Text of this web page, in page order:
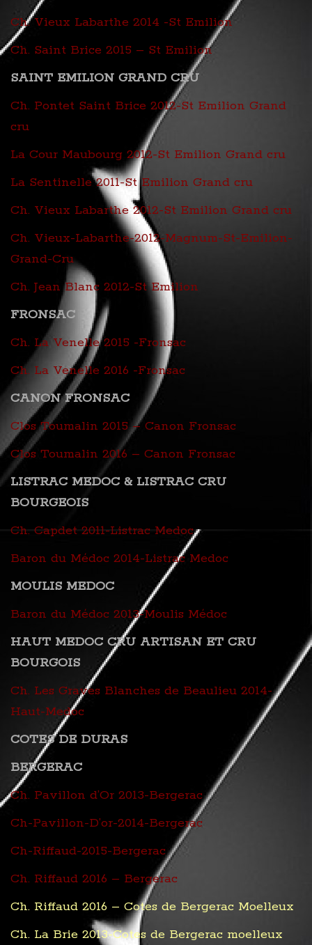
Ch. Vieux Labarthe 2014 -St Emilion
Ch. Saint Brice 2015 – St Emilion
SAINT EMILION GRAND CRU
Ch. Pontet Saint Brice 2012-St Emilion Grand
cru
La Cour Maubourg 2012-St Emilion Grand cru
La Sentinelle 2011-St Emilion Grand cru
Ch. Vieux Labarthe 2012-St Emilion Grand cru
Ch. Vieux-Labarthe-2012-Magnum-St-Emilion-
Grand-Cru
Ch. Jean Blanc 2012-St Emilion
FRONSAC
Ch. La Venelle 2015 -Fronsac
Ch. La Venelle 2016 -Fronsac
CANON FRONSAC
Clos Toumalin 2015 – Canon Fronsac
Clos Toumalin 2016 – Canon Fronsac
LISTRAC MEDOC & LISTRAC CRU
BOURGEOIS
Ch. Capdet 2011-Listrac Medoc
Baron du Médoc 2014-Listrac Medoc
MOULIS MEDOC
Baron du Médoc 2013-Moulis Médoc
HAUT MEDOC CRU ARTISAN ET CRU
BOURGOIS
Ch. Les Graves Blanches de Beaulieu 2014-
Haut-Medoc
COTES DE DURAS
BERGERAC
Ch. Pavillon d’Or 2013-Bergerac
Ch-Pavillon-D’or-2014-Bergerac
Ch-Riffaud-2015-Bergerac
Ch. Riffaud 2016 – Bergerac
Ch. Riffaud 2016 – Cotes de Bergerac Moelleux
Ch. La Brie 2013-Cotes de Bergerac moelleux